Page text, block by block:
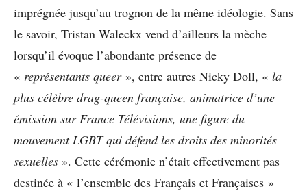
imprégnée jusqu’au trognon de la même idéologie. Sans
le savoir, Tristan Waleckx vend d’ailleurs la mèche
lorsqu’il évoque l’abondante présence de
« représentants queer», entre autres Nicky Doll, « la
plus célèbre drag-queen française, animatrice d’une
émission sur France Télévisions, une figure du
mouvement LGBT qui défend les droits des minorités
sexuelles ». Cette cérémonie n’était effectivement pas
destinée à « l’ensemble des Français et Françaises »